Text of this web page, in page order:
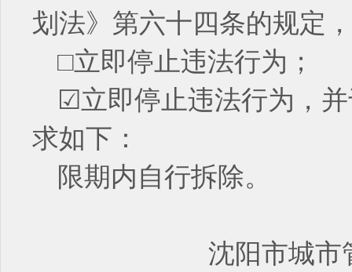
划法》 第六十四条的规定
□立即停止违法行为；
☑立即停止违法行为，
求如下：
限期内
沈阳市城市